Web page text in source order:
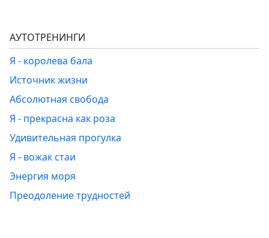
АУТОТРЕНИНГИ
Я - королева бала
Источник жизни
Абсолютная свобода
Я - прекрасна как роза
Удивительная прогулка
Я - вожак стаи
Энергия моря
Преодоление трудностей